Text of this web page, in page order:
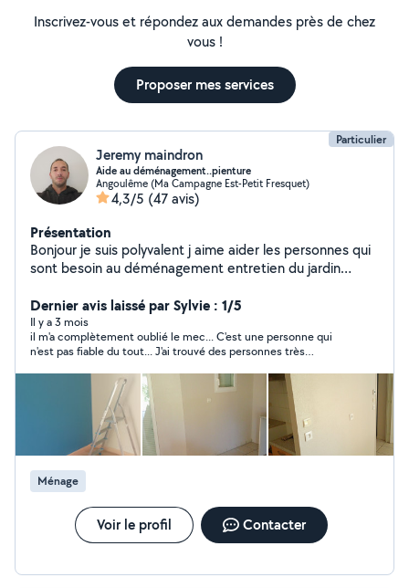
Inscrivez-vous et répondez aux demandes près de chez
vous !
Proposer mes services
Particulier
Jeremy maindron
Aide au déménagement..pienture
Angoulême (Ma Campagne Est-Petit Fresquet)
4,3/5 (47 avis)
Présentation
Bonjour je suis polyvalent j aime aider les personnes qui
sont besoin au déménagement entretien du jardin
Dernier avis laissé par Sylvie : 1/5
Il y a 3 mois
il m'a complètement oublié le mec... C'est une personne qui
n'est pas fiable du tout... J'ai trouvé des personnes très
j'avais pu je lui aurais mis 0 étoiles
Ménage
Voir le profil Contacter